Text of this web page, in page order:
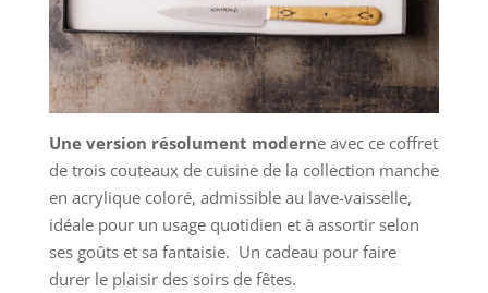
Une version résolument moderne avec ce coffret
de trois couteaux de cuisine de la collection manche
en acrylique coloré, admissible au lave-vaisselle,
idéale pour un usage quotidien et à assortir selon
ses goûts et sa fantaisie. Un cadeau pour faire
durer le plaisir des soirs de fêtes.